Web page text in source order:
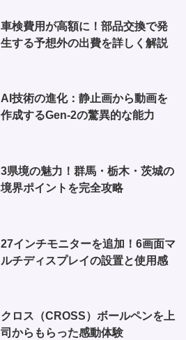
車検費用が高額に！部品交換で発
生する予想外の出費を詳しく解説
AI技術の進化：静止画から動画を
作成するGen-2の驚異的な能力
3県境の魅力！群馬・栃木・茨城の
境界ポイントを完全攻略
27インチモニターを追加！6画面マ
ルチディスプレイの設置と使用感
クロス（CROSS）ボールペンを上
司からもらった感動体験